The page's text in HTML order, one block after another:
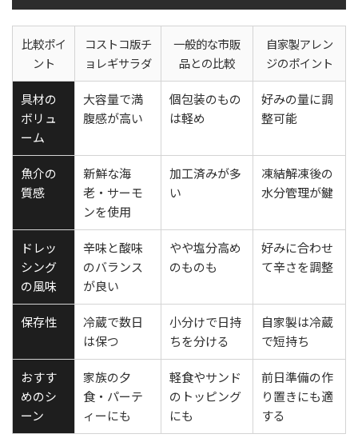
比較ポイ
ント
コストコ版チ
ョレギサラダ
一般的な市販
品との比較
自家製アレン
ジのポイント
具材の
ボリュ
ーム
大容量で満
腹感が高い
個包装のもの
は軽め
好みの量に調
整可能
魚介の
質感
新鮮な海
老・サーモ
ンを使用
加工済みが多
い
凍結解凍後の
水分管理が鍵
ドレッ
シング
の風味
辛味と酸味
のバランス
が良い
やや塩分高め
のものも
好みに合わせ
て辛さを調整
保存性
冷蔵で数日
は保つ
小分けで日持
ちを分ける
自家製は冷蔵
で短持ち
おすす
めのシ
ーン
家族の夕
食・パーテ
ィーにも
軽食やサンド
のトッピング
にも
前日準備の作
り置きにも適
する